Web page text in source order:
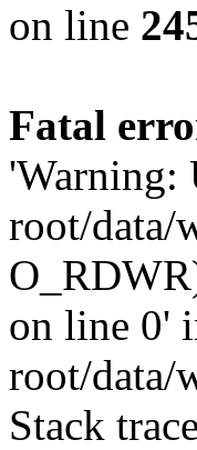
on line
Fatal
'Warning:
root/data/
on line 0'
root/data/
Stack